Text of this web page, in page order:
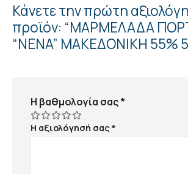
Κάνετε την πρώτη
προϊόν: “ΜΑΡΜΕΛΑΔΑ
“NENA” ΜΑΚΕΔΟΝΙΚΗ 55%
Η βαθμολογία σας*
Η αξιολόγησή σας*